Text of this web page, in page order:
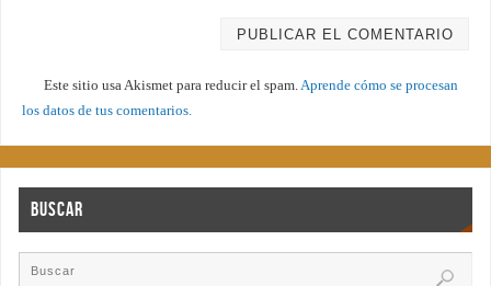
Este sitio usa Akismet para reducir el spam.Aprende cómo se procesan
los datos de tus comentarios.
Buscar